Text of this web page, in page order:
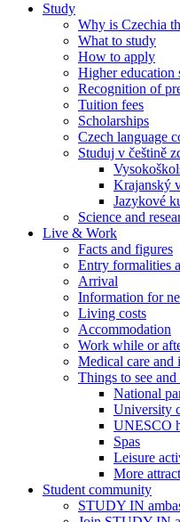
Study
Why is Czechia
What to study
How to apply
Higher education
Recognition of
Tuition fees
Scholarships
Czech language
Studuj v češtině
Krajanský
Jazykové
Science and
Live & Work
Facts and figures
Entry formalities
Arrival
Information for
Living costs
Accommodation
Work while or
Medical care and
Things to see and
National
University
UNESCO
Spas
Leisure
More
Student community
STUDY IN